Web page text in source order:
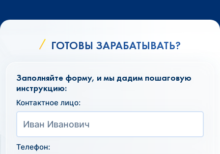
ГОТОВЫ ЗАРАБАТЫВАТЬ?
Заполняйте форму, и мы дадим пошаговую
инструкцию:
Контактное лицо:
Телефон: